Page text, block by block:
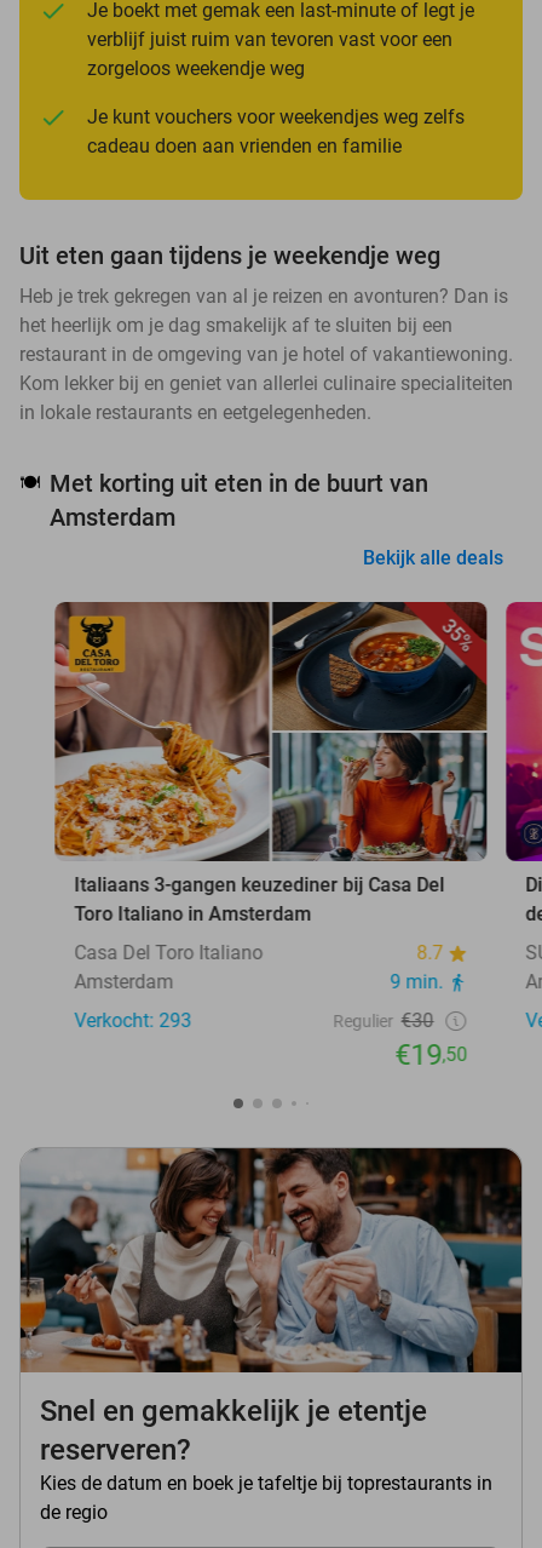
Je boekt met gemak een last-minute of legt je
verblijf juist ruim van tevoren vast voor een
zorgeloos weekendje weg
Je kunt vouchers voor weekendjes weg zelfs
cadeau doen aan vrienden en familie
Uit eten gaan tijdens je weekendje weg
Heb je trek gekregen van al je reizen en avonturen? Dan is
het heerlijk om je dag smakelijk af te sluiten bij een
restaurant in de omgeving van je hotel of vakantiewoning.
Kom lekker bij en geniet van allerlei culinaire specialiteiten
in lokale restaurants en eetgelegenheden.
🍽️ Met korting uit eten in de buurt van
Amsterdam
Bekijk alle deals
35%
Italiaans 3-gangen keuzediner bij Casa Del
Toro Italiano in Amsterdam
Casa Del Toro Italiano
8.7
Amsterdam
9 min.
Verkocht: 293
Regulier €30
€19,50
Snel en gemakkelijk je etentje
reserveren?
Kies de datum en boek je tafeltje bij toprestaurants in
de regio